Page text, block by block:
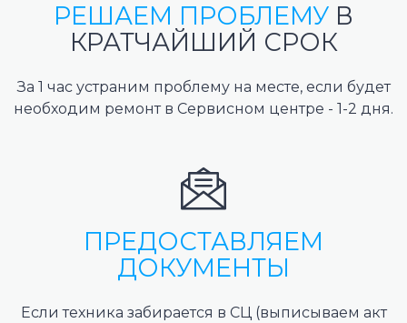
РЕШАЕМ ПРОБЛЕМУ В
КРАТЧАЙШИЙ СРОК
За 1 час устраним проблему на месте, если будет
необходим ремонт в Сервисном центре - 1-2 дня.
ПРЕДОСТАВЛЯЕМ
ДОКУМЕНТЫ
Если техника забирается в СЦ (выписываем акт